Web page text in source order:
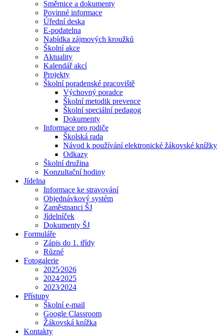
Směrnice a dokumenty
Povinné informace
Úřední deska
E-podatelna
Nabídka zájmových kroužků
Školní akce
Aktuality
Kalendář akcí
Projekty
Školní poradenské pracoviště
Výchovný poradce
Školní metodik prevence
Školní speciální pedagog
Dokumenty
Informace pro rodiče
Školská rada
Návod k používání elektronické žákovské knížky
Odkazy
Školní družina
Konzultační hodiny
Jídelna
Informace ke stravování
Objednávkový systém
Zaměstnanci ŠJ
Jídelníček
Dokumenty ŠJ
Formuláře
Zápis do 1. třídy
Různé
Fotogalerie
2025⁄2026
2024⁄2025
2023⁄2024
Přístupy
Školní e-mail
Google Classroom
Žákovská knížka
Kontakty